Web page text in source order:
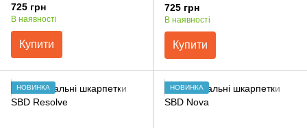
725 грн
В наявності
Купити
725 грн
В наявності
Купити
НОВИНКА НОВИНКА